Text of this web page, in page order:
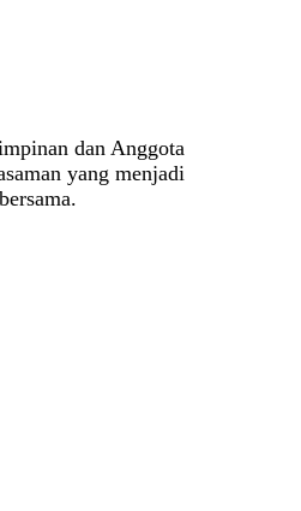
dan Anggota
yang menjadi